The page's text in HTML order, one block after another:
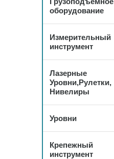
оборудование
Измерительный
инструмент
Лазерные
Уровни,Рулетки,
Нивелиры
Уровни
Крепежный
инструмент